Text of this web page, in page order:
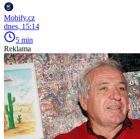
Mobify.cz
dnes, 15:14
5 min
Reklama